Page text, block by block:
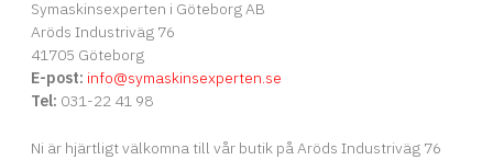
Symaskinsexperten i Göteborg AB
Aröds Industriväg 76
41705 Göteborg
E-post: info@symaskinsexperten.se
Tel: 031-22 41 98
Ni är hjärtligt välkomna till vår butik på Aröds Industriväg 76